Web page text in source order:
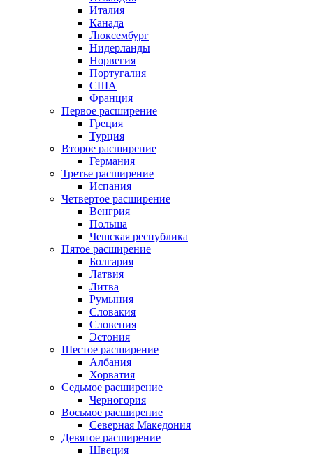
Италия
Канада
Люксембург
Нидерланды
Норвегия
Португалия
США
Франция
Первое расширение
Греция
Турция
Второе расширение
Германия
Третье расширение
Испания
Четвертое расширение
Венгрия
Польша
Чешская республика
Пятое расширение
Болгария
Латвия
Литва
Румыния
Словакия
Словения
Эстония
Шестое расширение
Албания
Хорватия
Седьмое расширение
Черногория
Восьмое расширение
Северная Македония
Девятое расширение
Швеция